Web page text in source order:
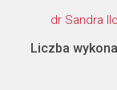
dr Sandra
Liczba